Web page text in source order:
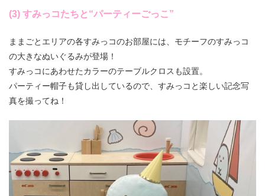
(3) すみっコたちと“パーティーごっこ”
ままごとエリアの各すみっコのお部屋には、モチーフのすみっコ
の大きなぬいぐるみが登場！
すみっコにあわせたカラーのテーブルクロスも設置。
パーティー帽子も貸し出しているので、すみっコと楽しい記念写
真を撮ってね！